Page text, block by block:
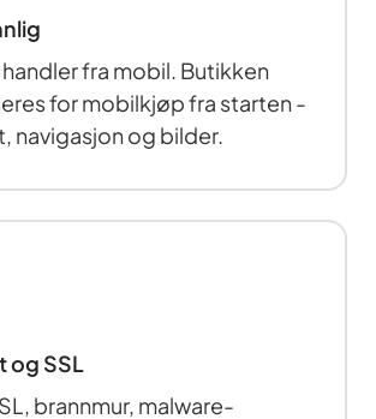
fra mobil. Butikken
for mobilkjøp fra starten -
navigasjon og bilder.
SSL
brannmur, malware-